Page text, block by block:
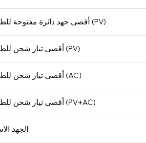
أقصى جهد دائرة مفتوحة للطاقة الشمسية (PV)
أقصى تيار شحن للطاقة الشمسية (PV)
أقصى تيار شحن للطاقة الشمسية (AC)
أقصى تيار شحن للطاقة الشمسية (PV+AC)
الجهد